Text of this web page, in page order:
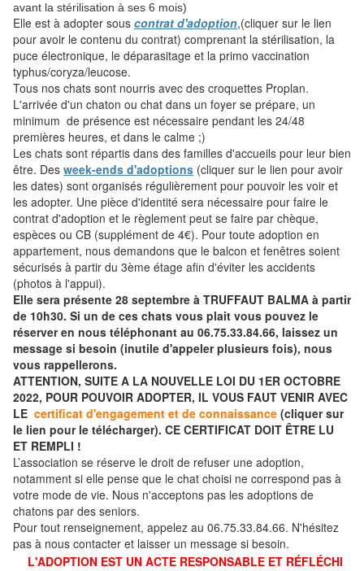
avant la stérilisation à ses 6 mois)
Elle est à adopter sous contrat d'adoption,(cliquer sur le lien
pour avoir le contenu du contrat) comprenant la stérilisation, la
puce électronique, le déparasitage et la primo vaccination
typhus/coryza/leucose.
Tous nos chats sont nourris avec des croquettes Proplan.
L'arrivée d'un chaton ou chat dans un foyer se prépare, un
minimum de présence est nécessaire pendant les 24/48
premières heures, et dans le calme ;)
Les chats sont répartis dans des familles d'accueils pour leur bien
être. Des week-ends d'adoptions (cliquer sur le lien pour avoir
les dates) sont organisés régulièrement pour pouvoir les voir et
les adopter. Une pièce d'identité sera nécessaire pour faire le
contrat d'adoption et le règlement peut se faire par chèque,
espèces ou CB (supplément de 4€). Pour toute adoption en
appartement, nous demandons que le balcon et fenêtres soient
sécurisés à partir du 3ème étage afin d'éviter les accidents
(photos à l'appui).
Elle sera présente 28 septembre à TRUFFAUT BALMA à partir
de 10h30. Si un de ces chats vous plait vous pouvez le
réserver en nous téléphonant au 06.75.33.84.66, laissez un
message si besoin (inutile d'appeler plusieurs fois), nous
vous rappellerons.
ATTENTION, SUITE A LA NOUVELLE LOI DU 1ER OCTOBRE
2022, POUR POUVOIR ADOPTER, IL VOUS FAUT VENIR AVEC
LE certificat d'engagement et de connaissance (cliquer sur
le lien pour le télécharger). CE CERTIFICAT DOIT ÊTRE LU
ET REMPLI !
L’association se réserve le droit de refuser une adoption,
notamment si elle pense que le chat choisi ne correspond pas à
votre mode de vie. Nous n'acceptons pas les adoptions de
chatons par des seniors.
Pour tout renseignement, appelez au 06.75.33.84.66. N'hésitez
pas à nous contacter et laisser un message si besoin.
L'ADOPTION EST UN ACTE RESPONSABLE ET RÉFLÉCHI